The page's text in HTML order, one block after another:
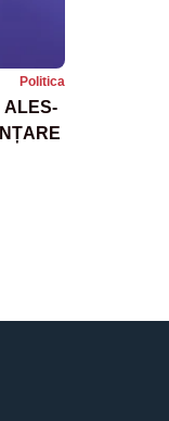
Politica
ALES-